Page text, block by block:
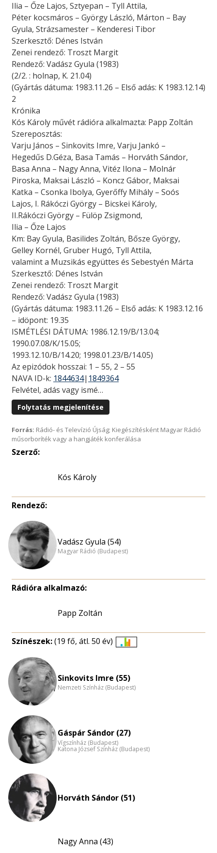
Ilia – Őze Lajos, Sztyepan – Tyll Attila,
Péter kocsmáros – György László, Márton – Bay
Gyula, Strázsamester – Kenderesi Tibor
Szerkesztő: Dénes István
Zenei rendező: Troszt Margit
Rendező: Vadász Gyula (1983)
(2/2. : holnap, K. 21.04)
(Gyártás dátuma: 1983.11.26 – Első adás: K 1983.12.14)
2
Krónika
Kós Károly művét rádióra alkalmazta: Papp Zoltán
Szereposztás:
Varju János – Sinkovits Imre, Varju Jankó –
Hegedűs D.Géza, Basa Tamás – Horváth Sándor,
Basa Anna – Nagy Anna, Vitéz Ilona – Molnár
Piroska, Maksai László – Koncz Gábor, Maksai
Katka – Csonka Ibolya, Gyerőffy Mihály – Soós
Lajos, I. Rákóczi György – Bicskei Károly,
II.Rákóczi György – Fülöp Zsigmond,
Ilia – Őze Lajos
Km: Bay Gyula, Basilides Zoltán, Bősze György,
Gelley Kornél, Gruber Hugó, Tyll Attila,
valamint a Muzsikás együttes és Sebestyén Márta
Szerkesztő: Dénes István
Zenei rendező: Troszt Margit
Rendező: Vadász Gyula (1983)
(Gyártás dátuma: 1983.11.26 – Első adás: K 1983.12.16
– idöpont: 19.35
ISMÉTLÉSI DÁTUMA: 1986.12.19/B/13.04;
1990.07.08/K/15.05;
1993.12.10/B/14.20; 1998.01.23/B/14.05)
Az epizódok hosszai: 1 – 55, 2 – 55
NAVA ID-k: 1844634| 1849364
Felvétel, adás vagy ismé…
Folytatás megjelenítése
Forrás: Rádió- és Televízió Újság; Kiegészítésként Magyar Rádió
műsorboríték vagy a hangjáték konferálása
Szerző:
Kós Károly
Rendező:
Vadász Gyula (54)
Magyar Rádió (Budapest)
Rádióra alkalmazó:
Papp Zoltán
Színészek:(19 fő, átl. 50 év)
nagyítása
Sinkovits Imre (55)
Nemzeti Színház (Budapest)
Gáspár Sándor (27)
Vígszínház (Budapest)
Katona József Színház (Budapest)
Horváth Sándor (51)
Nagy Anna (43)